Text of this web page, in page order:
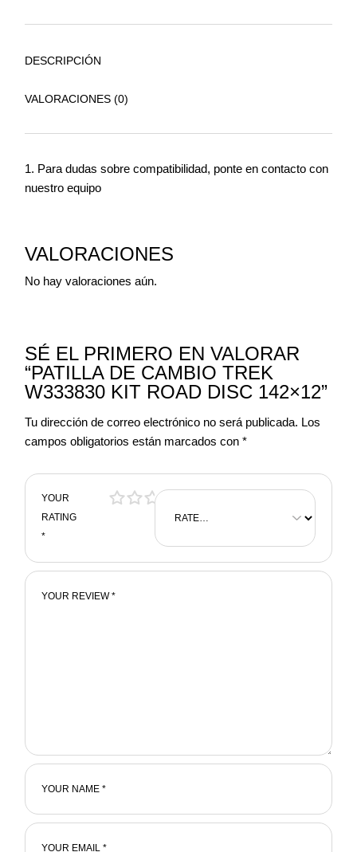
DESCRIPCIÓN
VALORACIONES (0)
Para dudas sobre compatibilidad, ponte en contacto con
nuestro equipo
VALORACIONES
No hay valoraciones aún.
SÉ EL PRIMERO EN VALORAR
“PATILLA DE CAMBIO TREK
W333830 KIT ROAD DISC 142×12”
Tu dirección de correo electrónico no será publicada. Los
campos obligatorios están marcados con*
YOUR
RATING
*